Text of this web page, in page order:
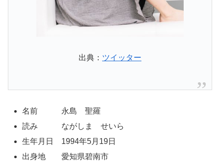
出典： ツイッター
名前 永島 聖羅
読み ながしま せいら
生年月日 1994年5月19日
出身地 愛知県碧南市